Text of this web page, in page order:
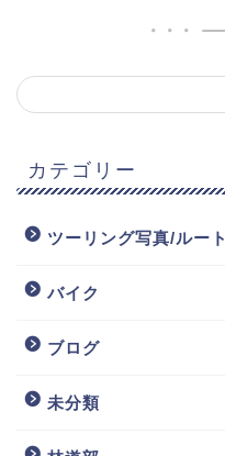
カテゴリー
ツーリング写真/ルート
バイク
ブログ
未分類